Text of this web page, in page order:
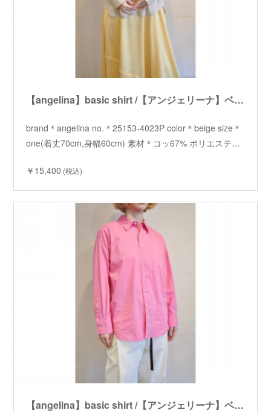
【angelina】basic shirt /【アンジェリーナ】ベーシックシャツ
brand＊angelina no.＊25153-4023P color＊beige size＊
one(着丈70cm,身幅60cm) 素材＊コッ67% ポリエステ…
￥15,400 (税込)
【angelina】basic shirt /【アンジェリーナ】ベーシックシャツ